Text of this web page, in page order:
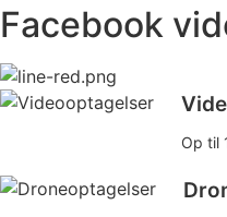
Facebook
Op til